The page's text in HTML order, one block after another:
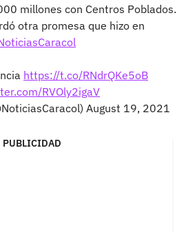
millones con Centros Poblados.
otra promesa que hizo en
https://t.co/RNdrQKe5oB
RVOly2igaV
August 19, 2021
PUBLICIDAD